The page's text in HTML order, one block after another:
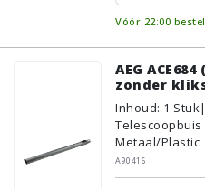
Vóór 22:00
AEG
zonder
Inhoud: 1 Stuk
Telescoopbuis
Metaal/Plastic
A90416